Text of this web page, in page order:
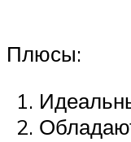
Плюсы: